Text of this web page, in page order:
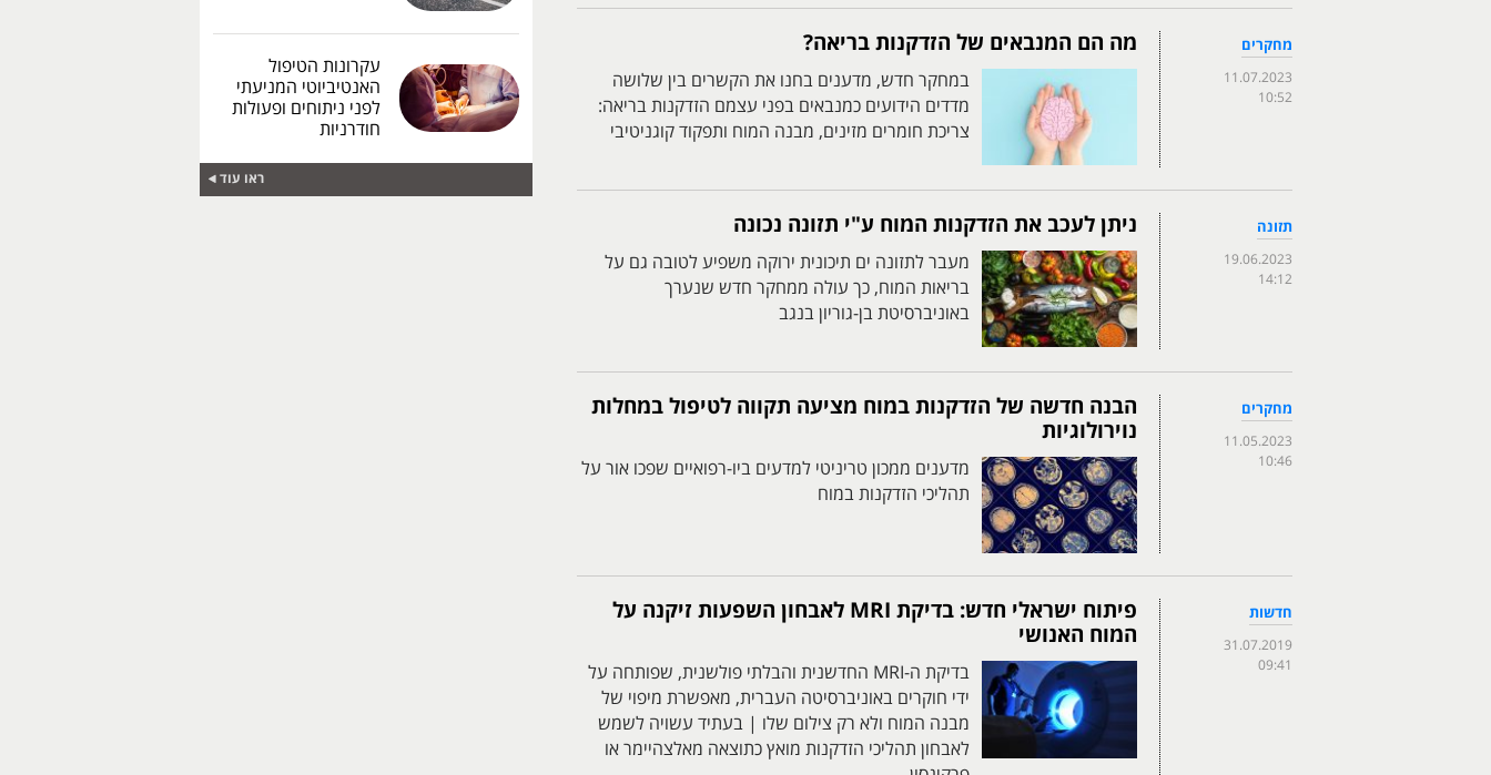
מחקרים
11.07.2023
10:52
מה הם המנבאים של הזדקנות בריאה?
במחקר חדש, מדענים בחנו את הקשרים בין שלושה
מדדים הידועים כמנבאים בפני עצמם הזדקנות בריאה:
צריכת חומרים מזינים, מבנה המוח ותפקוד קוגניטיבי
תזונה
19.06.2023
14:12
ניתן לעכב את הזדקנות המוח ע"י תזונה נכונה
מעבר לתזונה ים תיכונית ירוקה משפיע לטובה גם על
בריאות המוח, כך עולה ממחקר חדש שנערך
באוניברסיטת בן-גוריון בנגב
מחקרים
11.05.2023
10:46
הבנה חדשה של הזדקנות במוח מציעה תקווה לטיפול במחלות
נוירולוגיות
מדענים ממכון טריניטי למדעים ביו-רפואיים שפכו אור על
תהליכי הזדקנות במוח
חדשות
31.07.2019
09:41
פיתוח ישראלי חדש: בדיקת MRI לאבחון השפעות זיקנה על
המוח האנושי
בדיקת ה-MRI החדשנית והבלתי פולשנית, שפותחה על
ידי חוקרים באוניברסיטה העברית, מאפשרת מיפוי של
מבנה המוח ולא רק צילום שלו | בעתיד עשויה לשמש
לאבחון תהליכי הזדקנות מואץ כתוצאה מאלצהיימר או
עקרונות הטיפול
האנטיביוטי המניעתי
לפני ניתוחים ופעולות
חודרניות
ראו עוד